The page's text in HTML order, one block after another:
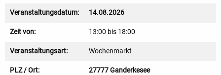
Veranstaltungsdatum: 14.08.2026
Zeit von: 13:00 bis 18:00
Veranstaltungsart: Wochenmarkt
PLZ / Ort: 27777 Ganderkesee